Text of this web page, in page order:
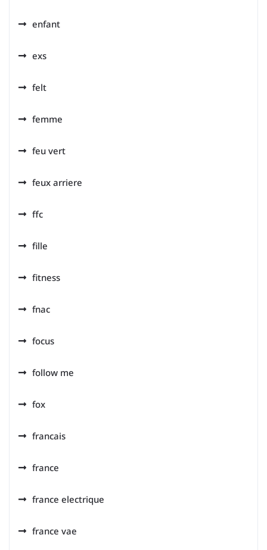
enfant
exs
felt
femme
feu vert
feux arriere
ffc
fille
fitness
fnac
focus
follow me
fox
francais
france
france electrique
france vae